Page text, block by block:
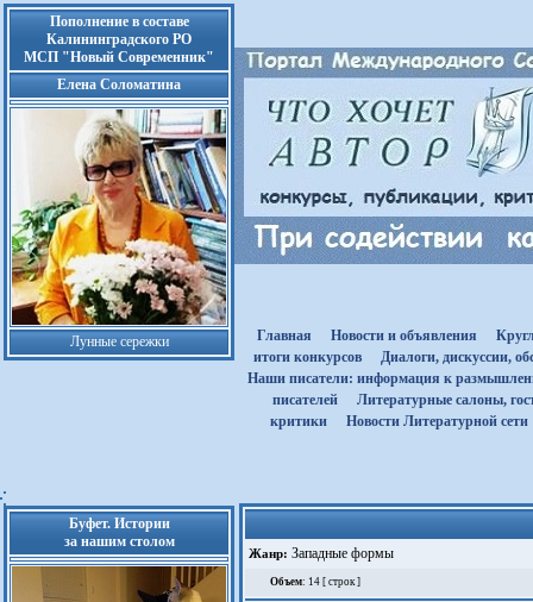
Пополнение в составе
Калининградского РО
МСП "Новый Современник"
Елена Соломатина
Лунные сережки Главная Новости и объявления
итоги конкурсов
Диалоги, дискуссии,
Наши писатели: информация к
писателей
Литературные салоны,
критики
Новости Литературной сети
Буфет. Истории
за нашим столом
Жанр: Западные формы
Объем: 14 [ строк ]